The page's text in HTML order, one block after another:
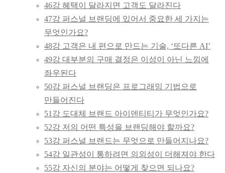
46강 혜택이 달라지면 고객도 달라진다
47강 퍼스널 브랜딩에 있어서 중요한 세 가지는
무엇인가요?
48강 고객은 내 편으로 만드는 기술, ‘또다른 AI’
49강 대부분의 구매 결정은 이성이 아닌 느낌에
좌우된다
50강 퍼스널 브랜딩은 프로그래밍 기법으로
만들어진다
51강 도대체 브랜드 아이덴티티가 무엇인가요?
52강 저의 어떤 특성을 브랜딩해야 할까요?
53강 퍼스널 브랜드는 무엇으로 만들어지나요?
54강 일관성이 통하려면 의외성이 더해져야 한다
55강 자신의 분야는 어떻게 찾으면 되나요?